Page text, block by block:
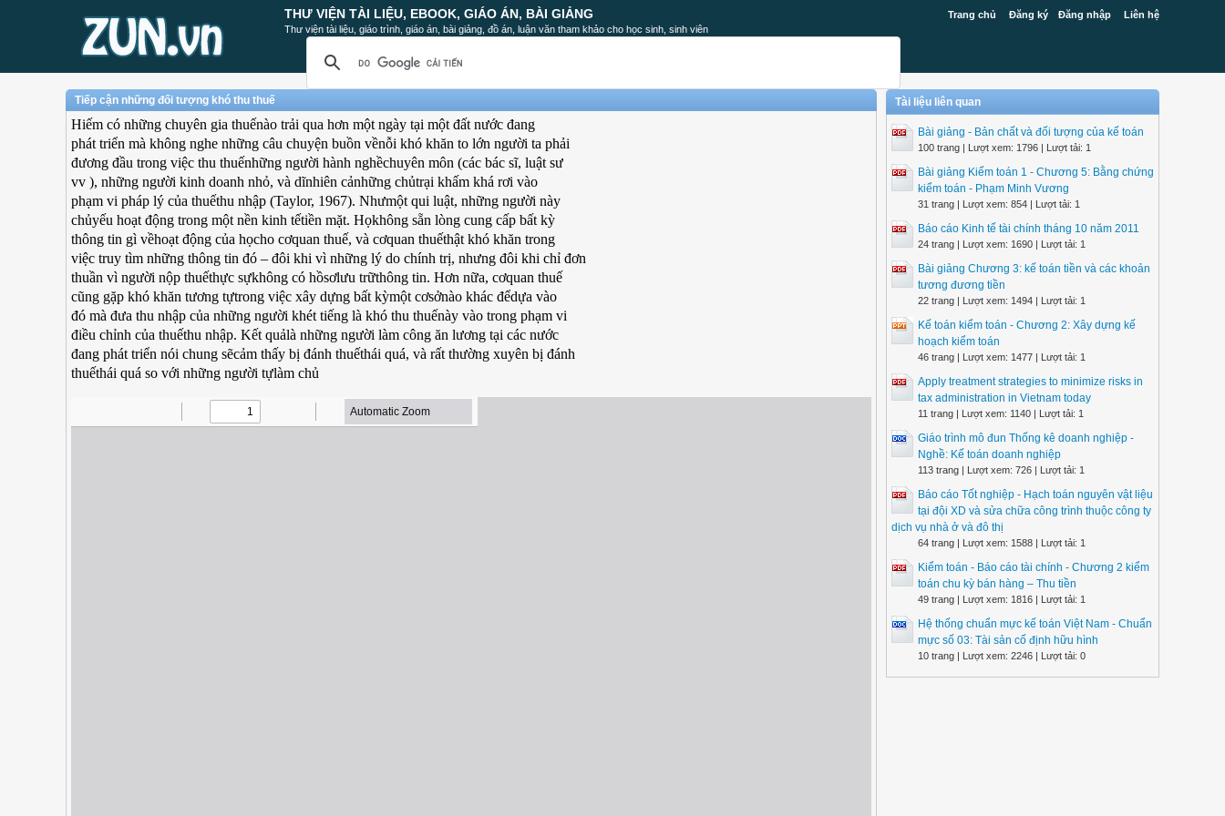
Trang chủ Đăng ký Đăng nhập Liên hệ
THƯ VIỆN TÀI LIỆU, EBOOK, GIÁO ÁN, BÀI GIẢNG
Thư viện tài liệu, giáo trình, giáo án, bài giảng, đồ án, luận văn tham khảo cho học sinh, sinh viên
Tiếp cận những đối tượng khó thu thuế
Hiếm có những chuyên gia thuếnào trải qua hơn một ngày tại một đất nước đang
phát triển mà không nghe những câu chuyện buồn vềnỗi khó khăn to lớn người ta phải
đương đầu trong việc thu thuếnhững người hành nghềchuyên môn (các bác sĩ, luật sư
vv ), những người kinh doanh nhỏ, và dĩnhiên cảnhững chủtrại khấm khá rơi vào
phạm vi pháp lý của thuếthu nhập (Taylor, 1967). Nhưmột qui luật, những người này
chủyếu hoạt động trong một nền kinh tếtiền mặt. Họkhông sẵn lòng cung cấp bất kỳ
thông tin gì vềhoạt động của họcho cơquan thuế, và cơquan thuếthật khó khăn trong
việc truy tìm những thông tin đó – đôi khi vì những lý do chính trị, nhưng đôi khi chỉ đơn
thuần vì người nộp thuếthực sựkhông có hồsơlưu trữthông tin. Hơn nữa, cơquan thuế
cũng gặp khó khăn tương tựtrong việc xây dựng bất kỳmột cơsởnào khác đểdựa vào
đó mà đưa thu nhập của những người khét tiếng là khó thu thuếnày vào trong phạm vi
điều chỉnh của thuếthu nhập. Kết quảlà những người làm công ăn lương tại các nước
đang phát triển nói chung sẽcảm thấy bị đánh thuếthái quá, và rất thường xuyên bị đánh
thuếthái quá so với những người tựlàm chủ
Tài liệu liên quan
Bài giảng - Bản chất và đối tượng của kế toán
100 trang | Lượt xem: 1796 | Lượt tải: 1
Bài giảng Kiểm toán 1 - Chương 5: Bằng chứng
kiểm toán - Phạm Minh Vương
31 trang | Lượt xem: 854 | Lượt tải: 1
Báo cáo Kinh tế tài chính tháng 10 năm 2011
24 trang | Lượt xem: 1690 | Lượt tải: 1
Bài giảng Chương 3: kế toán tiền và các khoản
tương đương tiền
22 trang | Lượt xem: 1494 | Lượt tải: 1
Kế toán kiểm toán - Chương 2: Xây dựng kế
hoạch kiểm toán
46 trang | Lượt xem: 1477 | Lượt tải: 1
Apply treatment strategies to minimize risks in
tax administration in Vietnam today
11 trang | Lượt xem: 1140 | Lượt tải: 1
Giáo trình mô đun Thống kê doanh nghiệp -
Nghề: Kế toán doanh nghiệp
113 trang | Lượt xem: 726 | Lượt tải: 1
Báo cáo Tốt nghiệp - Hạch toán nguyên vật liệu
tại đội XD và sửa chữa công trình thuộc công ty
dịch vụ nhà ở và đô thị
64 trang | Lượt xem: 1588 | Lượt tải: 1
Kiểm toán - Báo cáo tài chính - Chương 2 kiểm
toán chu kỳ bán hàng – Thu tiền
49 trang | Lượt xem: 1816 | Lượt tải: 1
Hệ thống chuẩn mực kế toán Việt Nam - Chuẩn
mực số 03: Tài sản cố định hữu hình
10 trang | Lượt xem: 2246 | Lượt tải: 0